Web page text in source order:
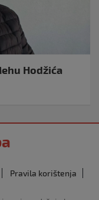
Hodžića
Pravila korištenja